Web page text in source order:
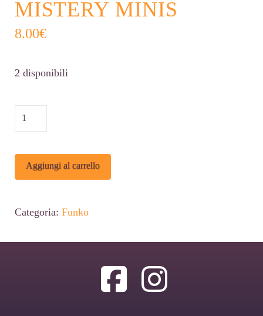
MISTERY MINIS
8.00€
2 disponibili
FUNKO
DRAGON
BALL
JUNIOR
MISTERY
quantità
Aggiungi al carrello
Categoria: Funko